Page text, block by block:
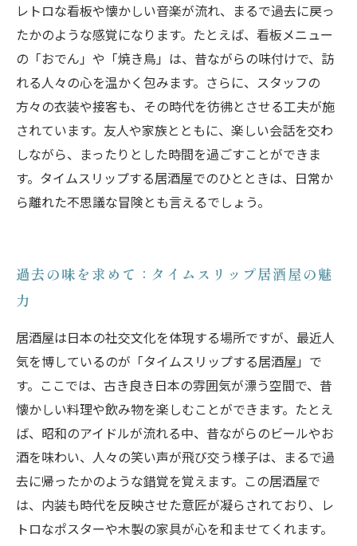
レトロな看板や懐かしい音楽が流れ、まるで過去に戻っ
たかのような感覚になります。たとえば、看板メニュー
の「おでん」や「焼き鳥」は、昔ながらの味付けで、訪
れる人々の心を温かく包みます。さらに、スタッフの
方々の衣装や接客も、その時代を彷彿とさせる工夫が施
されています。友人や家族とともに、楽しい会話を交わ
しながら、まったりとした時間を過ごすことができま
す。タイムスリップする居酒屋でのひとときは、日常か
ら離れた不思議な冒険とも言えるでしょう。
過去の味を求めて：タイムスリップ居酒屋の魅
力
居酒屋は日本の社交文化を体現する場所ですが、最近人
気を博しているのが「タイムスリップする居酒屋」で
す。ここでは、古き良き日本の雰囲気が漂う空間で、昔
懐かしい料理や飲み物を楽しむことができます。たとえ
ば、昭和のアイドルが流れる中、昔ながらのビールやお
酒を味わい、人々の笑い声が飛び交う様子は、まるで過
去に帰ったかのような錯覚を覚えます。この居酒屋で
は、内装も時代を反映させた意匠が凝らされており、レ
トロなポスターや木製の家具が心を和ませてくれます。